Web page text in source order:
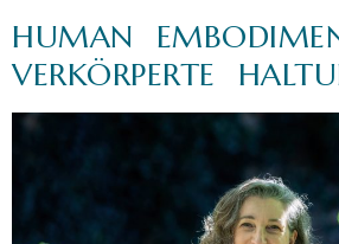
HUMAN
VERKÖRPERTE